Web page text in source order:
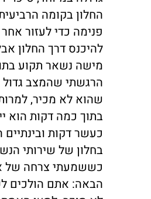
החלון בקומה
פנימה כדי לעזור
להיכנס דרך החלון
מישה נשאר תקוע
הרגשתי שהמצב גדול
שהוא לא מכיר,
בתוך כמה דקות הוא
כעשר דקות
בחלון של שירותי
כששמעתי צרחה של
הבאה: אתם הולכים